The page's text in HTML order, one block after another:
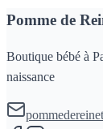
Pomme de
Boutique bébé à
naissance